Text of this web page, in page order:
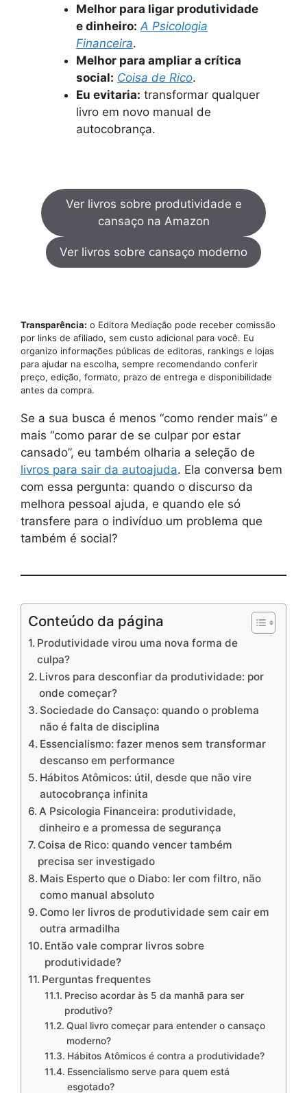
Melhor para ligar produtividade
e dinheiro: A Psicologia
Financeira.
Melhor para ampliar a crítica
social: Coisa de Rico.
Eu evitaria: transformar qualquer
livro em novo manual de
autocobrança.
Ver livros sobre produtividade e
cansaço na Amazon
Ver livros sobre cansaço moderno
Transparência: o Editora Mediação pode receber comissão
por links de afiliado, sem custo adicional para você. Eu
organizo informações públicas de editoras, rankings e lojas
para ajudar na escolha, sempre recomendando conferir
preço, edição, formato, prazo de entrega e disponibilidade
antes da compra.
Se a sua busca é menos “como render mais” e
mais “como parar de se culpar por estar
cansado”, eu também olharia a seleção de
livros para sair da autoajuda. Ela conversa bem
com essa pergunta: quando o discurso da
melhora pessoal ajuda, e quando ele só
transfere para o indivíduo um problema que
também é social?
Conteúdo da página
Produtividade virou uma nova forma de
culpa?
Livros para desconfiar da produtividade: por
onde começar?
Sociedade do Cansaço: quando o problema
não é falta de disciplina
Essencialismo: fazer menos sem transformar
descanso em performance
Hábitos Atômicos: útil, desde que não vire
autocobrança infinita
A Psicologia Financeira: produtividade,
dinheiro e a promessa de segurança
Coisa de Rico: quando vencer também
precisa ser investigado
Mais Esperto que o Diabo: ler com filtro, não
como manual absoluto
Como ler livros de produtividade sem cair em
outra armadilha
Então vale comprar livros sobre
produtividade?
Perguntas frequentes
Preciso acordar às 5 da manhã para ser
produtivo?
Qual livro começar para entender o cansaço
moderno?
Hábitos Atômicos é contra a produtividade?
Essencialismo serve para quem está
esgotado?